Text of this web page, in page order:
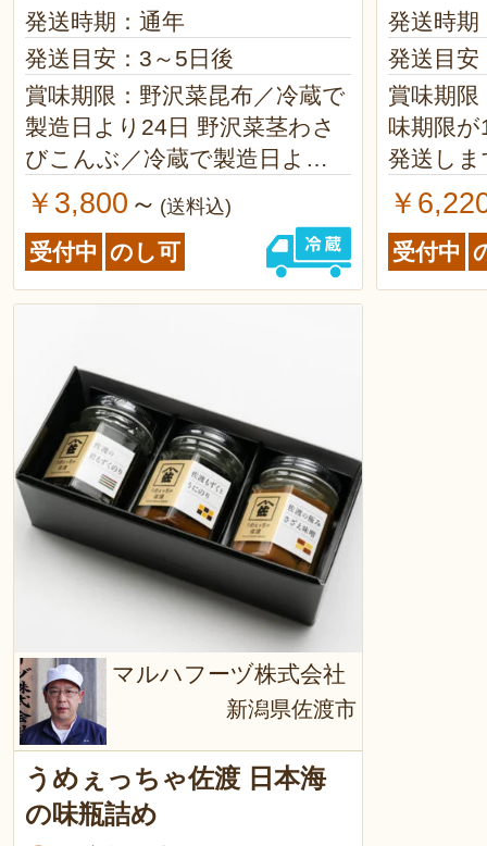
発送時期：通年
発送目安：3～5日後
賞味期限：野沢菜昆布／冷蔵で
製造日より24日 野沢菜茎わさ
びこんぶ／冷蔵で製造日より
24日 数の子ハリハリ大根／冷
蔵で製造日より24日 松前漬／
冷蔵で製造日より19日 数の子
わさび山海漬／冷蔵で製造日よ
￥3,800 ～ (送料込)
受付中 のし可
発送時期
発送目安
賞味期限
味期限
発送しま
￥
受付中
マルハフーヅ株式会社
新潟県佐渡市
うめぇっちゃ佐渡 日本海
の味瓶詰め